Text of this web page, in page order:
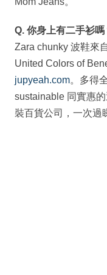
Q. 你身上有二手衫
Zara chunky 波鞋來
United Colors of
jupyeah.com。多得
sustainable 同實惠
裝百貨公司，一次過